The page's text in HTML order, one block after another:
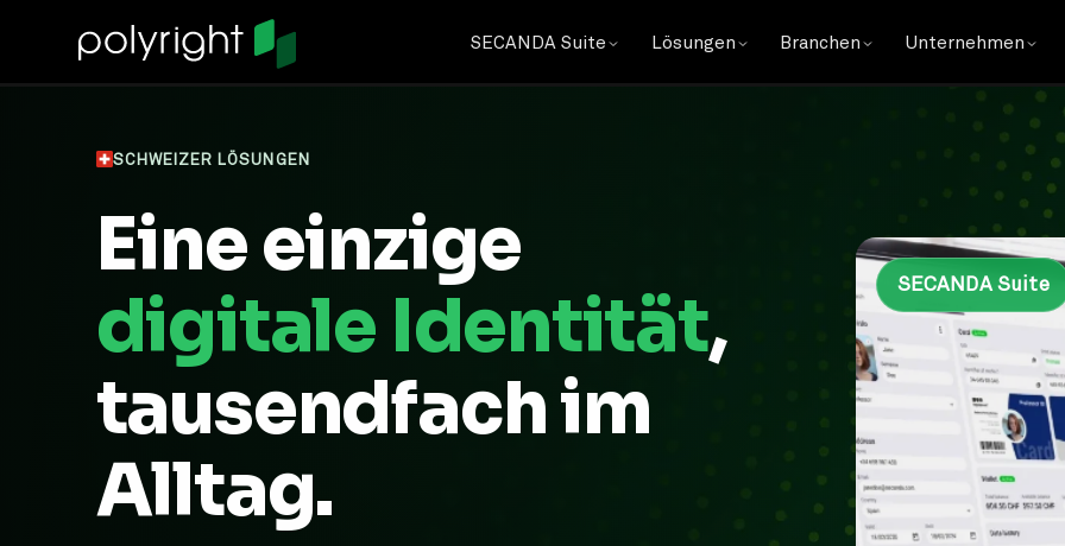
SECANDA Suite Lösungen Branchen Unternehmen
SCHWEIZER LÖSUNGEN
Eine einzige
digitale Identität,
tausendfach im
Alltag.
SECANDA Suite